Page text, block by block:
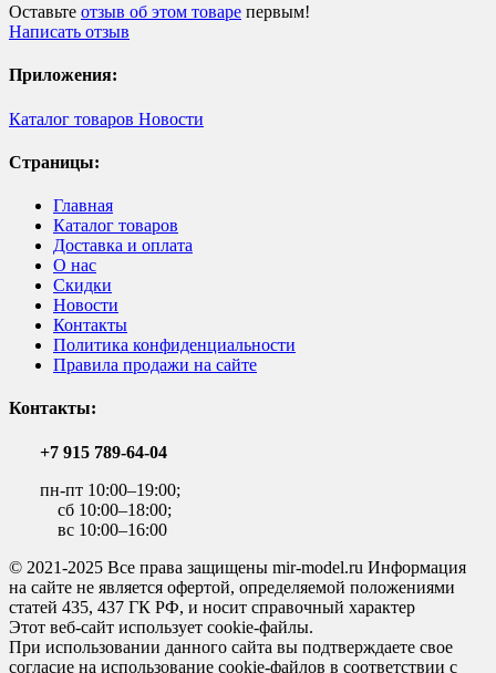
Оставьте отзыв об этом товаре первым!
Написать отзыв
Приложения:
Каталог товаров Новости
Страницы:
Главная
Каталог товаров
Доставка и оплата
О нас
Скидки
Новости
Контакты
Политика конфиденциальности
Правила продажи на сайте
Контакты:
+7 915 789-64-04
пн-пт 10:00–19:00;
сб 10:00–18:00;
вс 10:00–16:00
© 2021-2025 Все права защищены mir-model.ru Информация
на сайте не является офертой, определяемой положениями
статей 435, 437 ГК РФ, и носит справочный характер
Этот веб-сайт использует cookie-файлы.
При использовании данного сайта вы подтверждаете свое
согласие на использование cookie-файлов в соответствии с